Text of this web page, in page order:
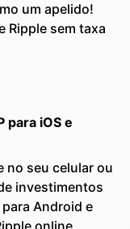
um apelido!
Ripple sem taxa
para iOS e
no seu celular ou
investimentos
Android e
online.